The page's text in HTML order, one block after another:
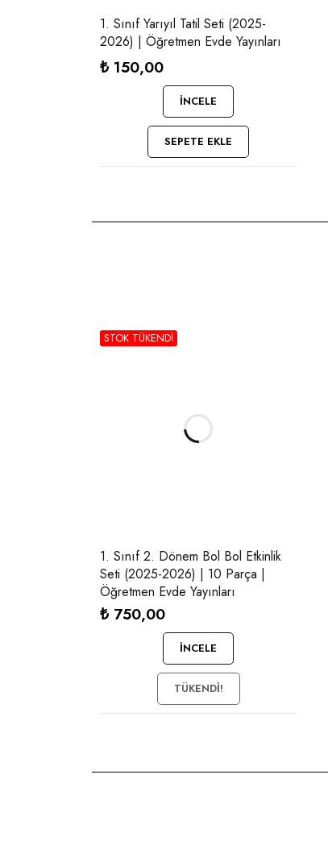
1. Sınıf Yarıyıl Tatil Seti (2025-
2026) | Öğretmen Evde Yayınları
₺ 150,00
İNCELE
SEPETE EKLE
STOK TÜKENDI
1. Sınıf 2. Dönem Bol Bol Etkinlik
Seti (2025-2026) | 10 Parça |
Öğretmen Evde Yayınları
₺ 750,00
İNCELE
TÜKENDI!